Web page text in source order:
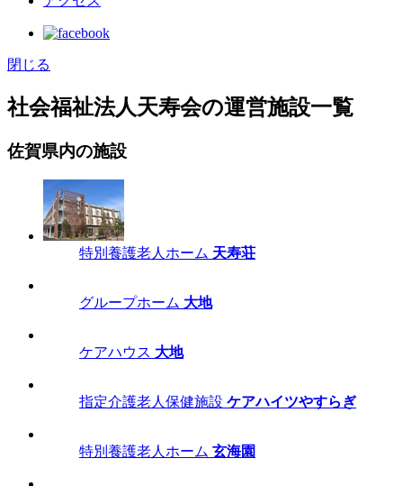
閉じる
社会福祉法人天寿会の運営施設一覧
佐賀県内の施設
特別養護老人ホーム 天寿荘
グループホーム 大地
ケアハウス 大地
指定介護老人保健施設 ケアハイツやすらぎ
特別養護老人ホーム 玄海園